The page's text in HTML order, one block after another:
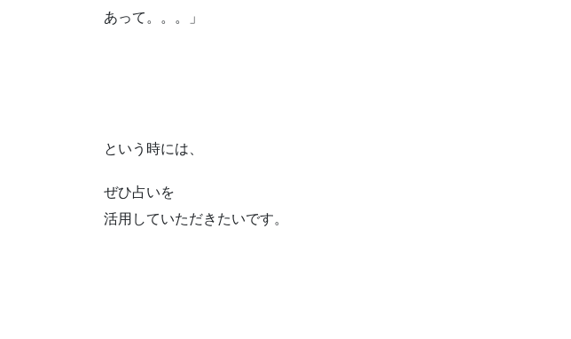
あって。。。」
という時には、
ぜひ占いを
活用していただきたいです。